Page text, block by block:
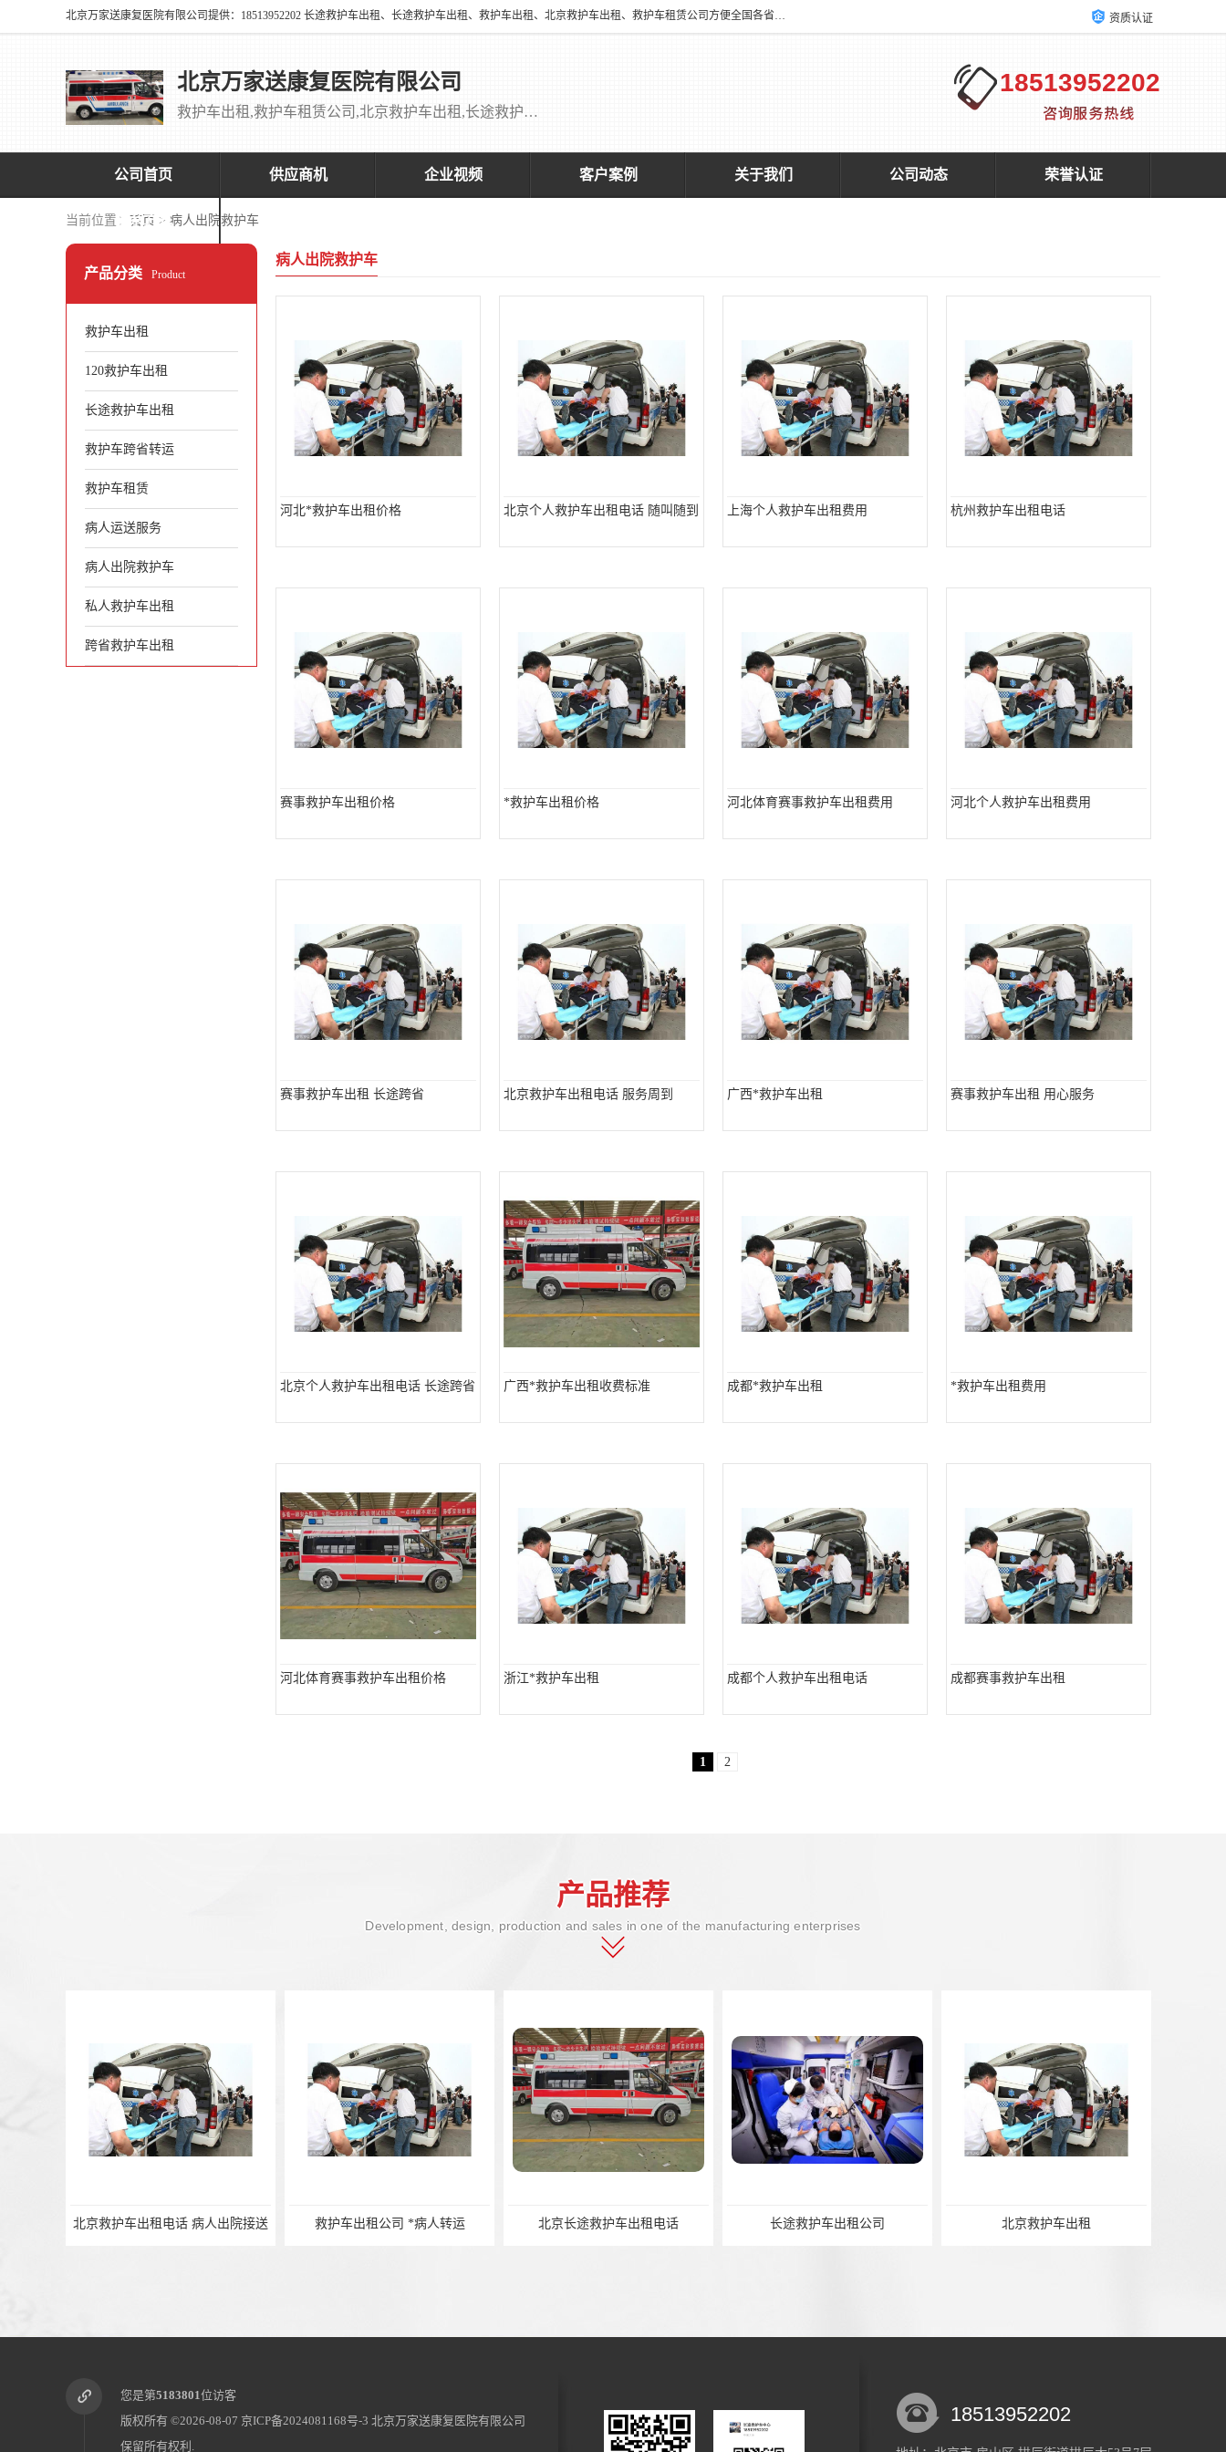
北京万家送康复医院有限公司提供：18513952202 长途救护车出租、长途救护车出租、救护车出租、北京救护车出租、救护车租赁公司方便全国各省市各类患者长途救护车转诊等需求，医帮扶医疗服务有限公司配备多辆福特成人长途监护型救护车，专用监护型儿童及新生儿救护车。 资质认证
北京万家送康复医院有限公司
救护车出租,救护车租赁公司,北京救护车出租,长途救护车出租,长途120救护车出租,120救护车出租长途救护车出租 刘主任：18513952202
18513952202
公司首页 供应商机 企业视频 客户案例 关于我们 公司动态 荣誉认证
联系方式
当前位置： 首页 > 病人出院救护车
产品分类 Product
救护车出租
120救护车出租
长途救护车出租
救护车跨省转运
救护车租赁
病人运送服务
病人出院救护车
私人救护车出租
跨省救护车出租
病人出院救护车
河北*救护车出租价格 北京个人救护车出租电话 随叫随到 上海个人救护车出租费用 杭州救护车出租电话
赛事救护车出租价格 *救护车出租价格 河北体育赛事救护车出租费用 河北个人救护车出租费用
赛事救护车出租 长途跨省 北京救护车出租电话 服务周到 广西*救护车出租 赛事救护车出租 用心服务
北京个人救护车出租电话 长途跨省 广西*救护车出租收费标准 成都*救护车出租 *救护车出租费用
河北体育赛事救护车出租价格 浙江*救护车出租 成都个人救护车出租电话 成都赛事救护车出租
1 2
产品推荐
Development, design, production and sales in one of the manufacturing enterprises
北京救护车出租电话 病人出院接送 救护车出租公司 *病人转运 北京长途救护车出租电话 长途救护车出租公司 北京救护车出租
您是第5183801位访客
版权所有 ©2026-08-07 京ICP备2024081168号-3 北京万家送康复医院有限公司
保留所有权利.
18513952202